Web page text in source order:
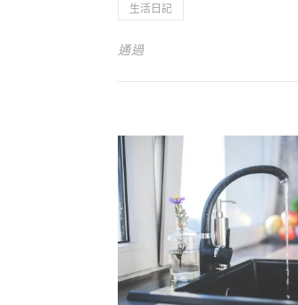
生活日記
通過